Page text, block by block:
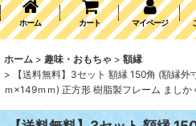
ホーム カート マイページ
ホーム > 趣味・おもちゃ > 額縁
>
【送料無料】3セット 額縁 150角 (額縁
ｍ×149ｍｍ) 正方形 樹脂製フレーム ましか